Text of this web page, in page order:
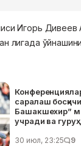
Игорь Дивеев
лигада ўйнашини
саралаш
Башакшехир”
учради ва гуруҳ
30 июл, 23:25 9